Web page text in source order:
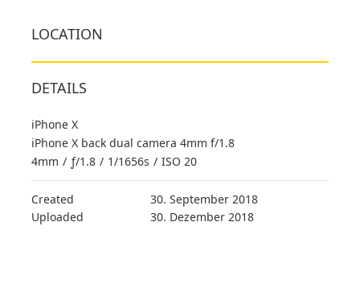
LOCATION
DETAILS
iPhone X
iPhone X back dual camera 4mm f/1.8
4mm / ƒ/1.8 / 1/1656s / ISO 20
Created
30. September 2018
Uploaded
30. Dezember 2018